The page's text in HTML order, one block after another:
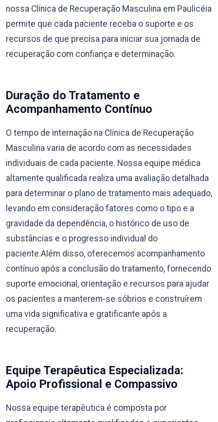
nossa Clínica de Recuperação Masculina em Paulicéia
permite que cada paciente receba o suporte e os
recursos de que precisa para iniciar sua jornada de
recuperação com confiança e determinação.
Duração do Tratamento e
Acompanhamento Contínuo
O tempo de internação na Clínica de Recuperação
Masculina varia de acordo com as necessidades
individuais de cada paciente. Nossa equipe médica
altamente qualificada realiza uma avaliação detalhada
para determinar o plano de tratamento mais adequado,
levando em consideração fatores como o tipo e a
gravidade da dependência, o histórico de uso de
substâncias e o progresso individual do
paciente.Além disso, oferecemos acompanhamento
contínuo após a conclusão do tratamento, fornecendo
suporte emocional, orientação e recursos para ajudar
os pacientes a manterem-se sóbrios e construírem
uma vida significativa e gratificante após a
recuperação.
Equipe Terapêutica Especializada:
Apoio Profissional e Compassivo
Nossa equipe terapêutica é composta por